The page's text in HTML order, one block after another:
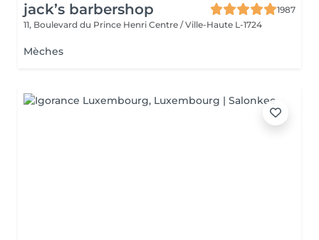
jack’s barbershop
1987
11, Boulevard du Prince Henri Centre / Ville-Haute L-1724
Mèches